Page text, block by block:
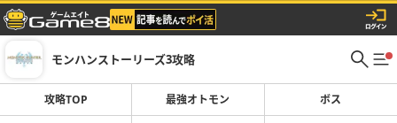
モンハンストーリーズ3攻略
攻略TOP 最強オトモン ボス